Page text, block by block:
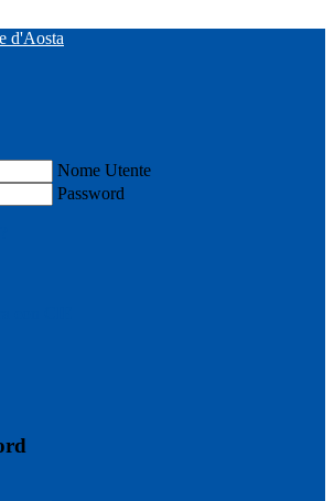
Nome Utente
Password